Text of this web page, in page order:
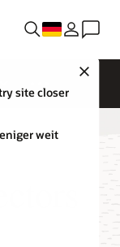
site closer
weit